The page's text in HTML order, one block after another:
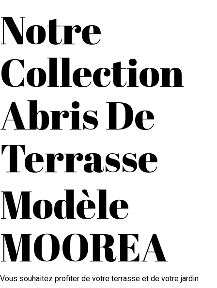
Notre
Collection
Abris De
Terrasse
Modèle
MOOREA
Vous souhaitez profiter de votre terrasse et de votre jardin